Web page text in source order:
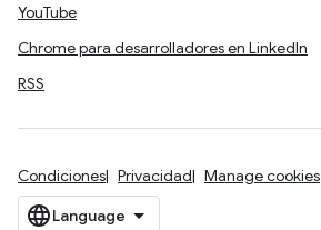
YouTube
Chrome para desarrolladores en LinkedIn
RSS
Condiciones Privacidad Manage cookies